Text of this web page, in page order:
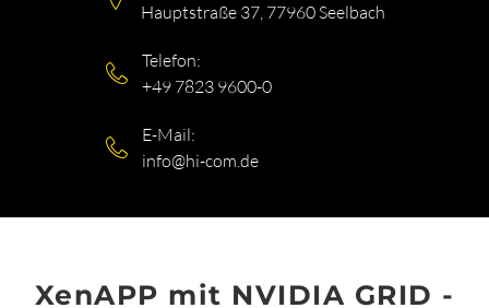
Hauptstraße 37, 77960 Seelbach
Telefon:
+49 7823 9600-0
E-Mail:
info@hi-com.de
XenAPP mit NVIDIA GRID -